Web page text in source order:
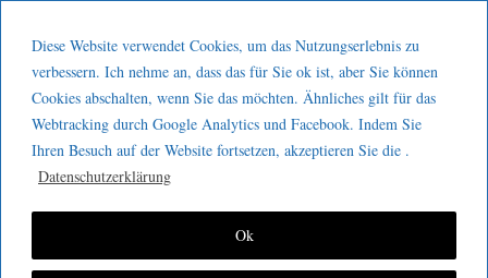
Diese Website verwendet Cookies, um das Nutzungserlebnis zu
verbessern. Ich nehme an, dass das für Sie ok ist, aber Sie können
Cookies abschalten, wenn Sie das möchten. Ähnliches gilt für das
Webtracking durch Google Analytics und Facebook. Indem Sie
Ihren Besuch auf der Website fortsetzen, akzeptieren Sie die .
Datenschutzerklärung
Ok
GeeMco :
Götz Müller
Consulting
Kaizen